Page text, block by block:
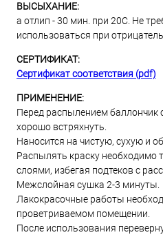
ВЫСЫХАНИЕ:
а отлип - 30 мин. при 20С. Не
использоваться при
СЕРТИФИКАТ:
Сертификат соответствия (pdf)
ПРИМЕНЕНИЕ:
Перед распылением баллончик
хорошо встряхнуть.
Наносится на чистую, сухую и
Распылять краску
слоями, избегая подтеков с
Межслойная сушка 2-3 минуты.
Лакокрасочные работы
проветриваемом помещении.
После использования